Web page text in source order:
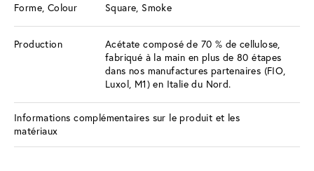
Forme, Colour Square, Smoke
Production
Acétate composé de 70 % de cellulose,
fabriqué à la main en plus de 80 étapes
dans nos manufactures partenaires (FIO,
Luxol, M1) en Italie du Nord.
Informations complémentaires sur le produit et les
matériaux